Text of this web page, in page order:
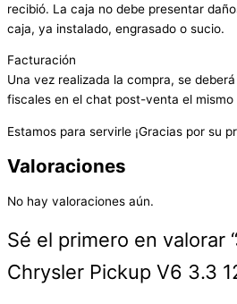
recibió. La caja no debe presentar
caja, ya instalado, engrasado o sucio.
Facturación
Una vez realizada la compra, se
fiscales en el chat post-venta el mismo
Estamos para servirle ¡Gracias por su
Valoraciones
No hay valoraciones aún.
Sé el primero en valorar
Chrysler Pickup V6 3.3